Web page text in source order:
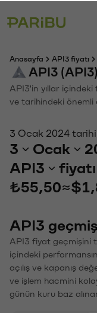
Anasayfa API3 fiyatı
API3
API3'in yıllar içindeki
ve tarihindeki önemli
3 Ocak 2024
3 Ocak
API3
₺55,50≈
API3
API3 fiyat geçmişini
içindeki
açılış ve kapanış
ve işlem hacmini
günün kuru baz